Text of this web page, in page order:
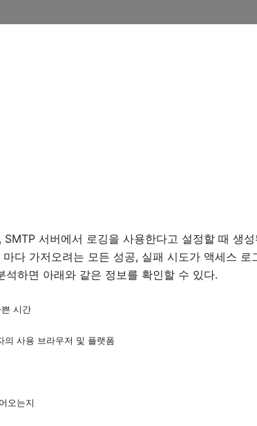
SMTP 서버에서 로깅을 사용한다고 설정할 때 생
다 가저오려는 모든 성공, 실패 시도가 액세스 로
석하면 아래와 같은 정보를 확인할 수 있다.
시간
의 사용 브라우저 및 플랫폼
오는지